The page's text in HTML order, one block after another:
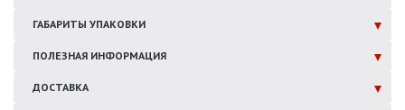
ГАБАРИТЫ УПАКОВКИ
ПОЛЕЗНАЯ ИНФОРМАЦИЯ
ДОСТАВКА